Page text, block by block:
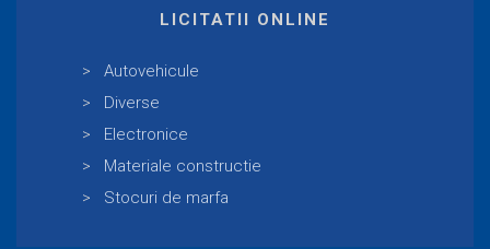
LICITATII ONLINE
Autovehicule
Diverse
Electronice
Materiale constructie
Stocuri de marfa